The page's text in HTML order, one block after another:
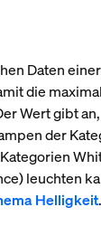
Daten
die
Wert gibt
der
leuchten
Helligkeit.